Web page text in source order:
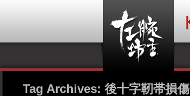
Tag Archives: 後十字靭帯損傷